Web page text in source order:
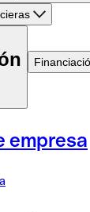
empresa